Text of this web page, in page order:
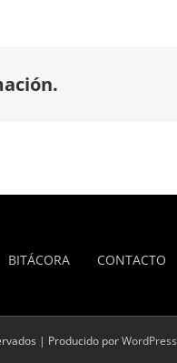
BITÁCORA CONTACTO
| Producido porWordPress